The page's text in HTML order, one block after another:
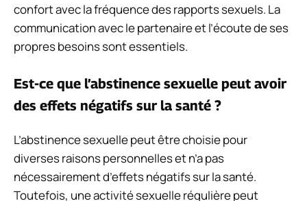
confort avec la fréquence des rapports sexuels. La
communication avec le partenaire et l’écoute de ses
propres besoins sont essentiels.
Est-ce que l’abstinence sexuelle peut avoir
des effets négatifs sur la santé ?
L’abstinence sexuelle peut être choisie pour
diverses raisons personnelles et n’a pas
nécessairement d’effets négatifs sur la santé.
Toutefois, une activité sexuelle régulière peut